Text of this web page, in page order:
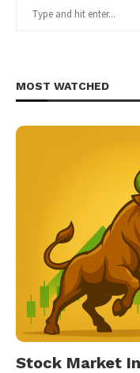
MOST WATCHED
Stock Market